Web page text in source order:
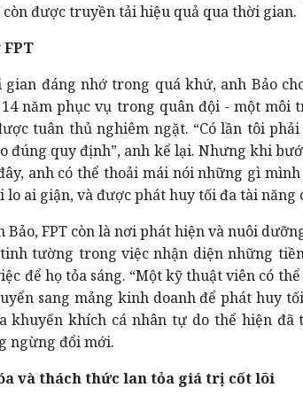
được truyền tải hiệu quả qua thời gian.
gian đáng nhớ trong quá khứ, anh Bảo
14 năm phục vụ trong quân đội - một
tuân thủ nghiêm ngặt. “Có lần tôi
đúng quy định”, anh kể lại. Nhưng khi
anh có thể thoải mái nói những gì
ai giận, và được phát huy tối đa tài năng
FPT còn là nơi phát hiện và nuôi
tinh tường trong việc nhận diện những
để họ tỏa sáng. “Một kỹ thuật viên có
sang mảng kinh doanh để phát huy
khuyến khích cá nhân tự do thể hiện đã
ngừng đổi mới.
và thách thức lan tỏa giá trị cốt lõi